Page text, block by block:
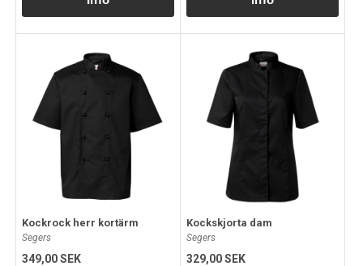
Kockrock herr kortärm
Segers
349,00 SEK
Kockskjorta dam
Segers
329,00 SEK